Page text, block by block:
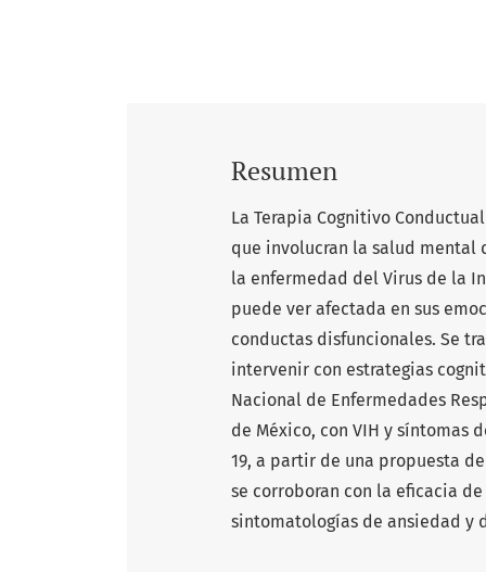
Resumen
La Terapia Cognitivo
que involucran la salud mental
la enfermedad del Virus de la
puede ver afectada en sus
conductas disfuncionales. Se
intervenir con estrategias
Nacional de Enfermedades
de México, con VIH y síntomas
19, a partir de una propuesta
se corroboran con la eficacia
sintomatologías de ansiedad y